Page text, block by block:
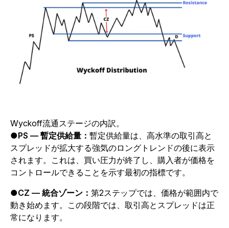
Wyckoff流通ステージの内訳。
●PS — 暫定供給量： 暫定供給量は、高水準の取引高と
スプレッドが拡大する強気のロングトレンドの後に表示
されます。これは、買い圧力が終了し、購入者が価格を
コントロールできることを示す最初の指標です。
●CZ — 統合ゾーン： 第2ステップでは、価格が範囲内で
動き始めます。この段階では、取引高とスプレッドは正
常になります。